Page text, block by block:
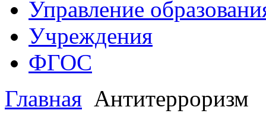
Управление
Учреждения
ФГОС
Главная Антитерроризм